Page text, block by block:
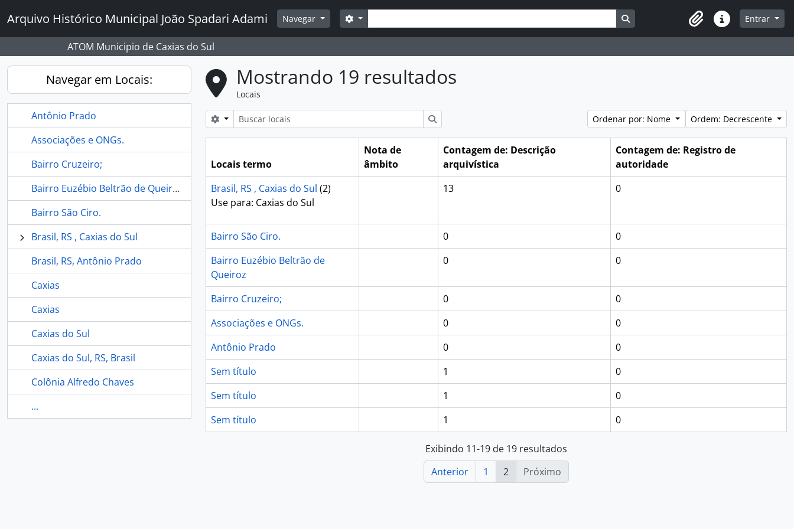
Arquivo Histórico Municipal João Spadari Adami Navegar Buscar
Opções de busca Busque na página de navegação
Atalhos Entrar
ATOM Municipio de Caxias do Sul
Navegar em Locais:
Antônio Prado
Associações e ONGs.
Bairro Cruzeiro;
Bairro Euzébio Beltrão de Queiroz
Bairro São Ciro.
Brasil, RS , Caxias do Sul
Brasil, RS, Antônio Prado
Caxias
Caxias
Caxias do Sul
Caxias do Sul, RS, Brasil
Colônia Alfredo Chaves
...
Mostrando 19 resultados
Locais
Opções de busca Ordenar por: Nome Ordem: Decrescente
Locais termo
Nota de
âmbito
Contagem de: Descrição
arquivística
Contagem de: Registro de
autoridade
Brasil, RS , Caxias do Sul (2)
Use para: Caxias do Sul
13 0
Bairro São Ciro. 0
0
Bairro Euzébio Beltrão de
Queiroz
0 0
Bairro Cruzeiro; 0
0
Associações e ONGs.
0
0
Antônio Prado
0
0
Sem título
1
0
Sem título
1
0
Sem título
1 0
Exibindo 11-19 de 19 resultados
Anterior
1 2 Próximo